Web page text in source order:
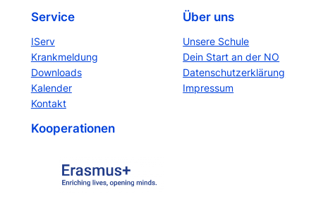
Service
IServ
Krankmeldung
Downloads
Kalender
Kontakt
Über uns
Unsere Schule
Dein Start an der NO
Datenschutzerklärung
Impressum
Kooperationen